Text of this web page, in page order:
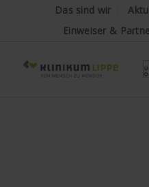
Das sind wir
Einweiser &